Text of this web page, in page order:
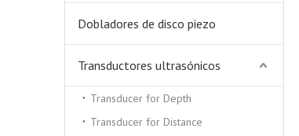
Dobladores de disco piezo
Transductores ultrasónicos
Transducer for Depth
Transducer for Distance